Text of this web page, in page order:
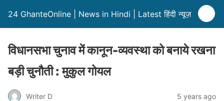
24 GhanteOnline | News in Hindi | Latest हिंदी न्यूज़
विधानसभा चुनाव में कानून-व्यवस्था को बनाये रखना
बड़ी चुनौती : मुकुल गोयल
Writer D 5 years ago